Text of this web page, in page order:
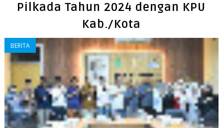
Pilkada Tahun 2024 dengan KPU
Kab./Kota
BERITA